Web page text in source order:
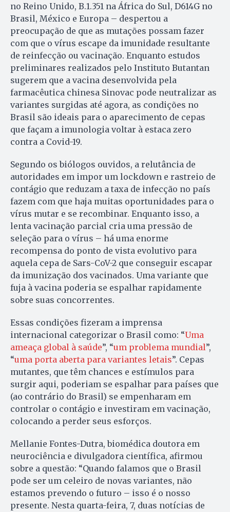
no Reino Unido, B.1.351 na África do Sul, D614G no
Brasil, México e Europa – despertou a
preocupação de que as mutações possam fazer
com que o vírus escape da imunidade resultante
de reinfecção ou vacinação. Enquanto estudos
preliminares realizados pelo Instituto Butantan
sugerem que a vacina desenvolvida pela
farmacêutica chinesa Sinovac pode neutralizar as
variantes surgidas até agora, as condições no
Brasil são ideais para o aparecimento de cepas
que façam a imunologia voltar à estaca zero
contra a Covid-19.
Segundo os biólogos ouvidos, a relutância de
autoridades em impor um lockdown e rastreio de
contágio que reduzam a taxa de infecção no país
fazem com que haja muitas oportunidades para o
vírus mutar e se recombinar. Enquanto isso, a
lenta vacinação parcial cria uma pressão de
seleção para o vírus – há uma enorme
recompensa do ponto de vista evolutivo para
aquela cepa de Sars-CoV-2 que conseguir escapar
da imunização dos vacinados. Uma variante que
fuja à vacina poderia se espalhar rapidamente
sobre suas concorrentes.
Essas condições fizeram a imprensa
internacional categorizar o Brasil como: “Uma
ameaça global à saúde”, “um problema mundial”,
“uma porta aberta para variantes letais”. Cepas
mutantes, que têm chances e estímulos para
surgir aqui, poderiam se espalhar para países que
(ao contrário do Brasil) se empenharam em
controlar o contágio e investiram em vacinação,
colocando a perder seus esforços.
Mellanie Fontes-Dutra, biomédica doutora em
neurociência e divulgadora científica, afirmou
sobre a questão: “Quando falamos que o Brasil
pode ser um celeiro de novas variantes, não
estamos prevendo o futuro – isso é o nosso
presente. Nesta quarta-feira, 7, duas notícias de